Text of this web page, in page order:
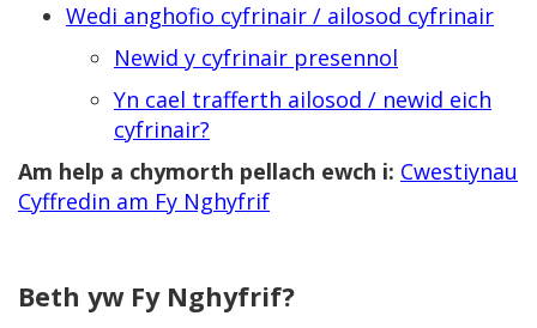
Wedi anghofio cyfrinair / ailosod cyfrinair
Newid y cyfrinair presennol
Yn cael trafferth ailosod / newid eich
cyfrinair?
Am help a chymorth pellach ewch i: Cwestiynau
Cyffredin am Fy Nghyfrif
Beth yw Fy Nghyfrif?